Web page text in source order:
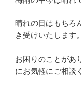
晴れの日はもちろ
き受けいたします。
お困りのことがあ
にお気軽にご相談